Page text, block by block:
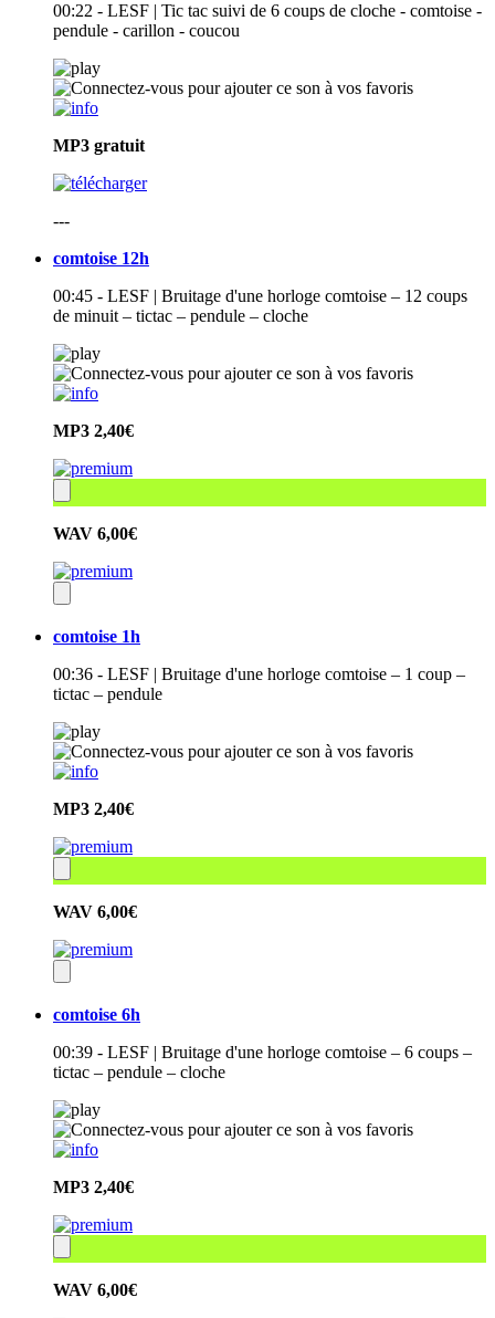
00:22 - LESF | Tic tac suivi de 6 coups de cloche - comtoise -
pendule - carillon - coucou
MP3 gratuit
---
comtoise 12h
00:45 - LESF | Bruitage d'une horloge comtoise – 12 coups
de minuit – tictac – pendule – cloche
MP3 2,40€
WAV 6,00€
comtoise 1h
00:36 - LESF | Bruitage d'une horloge comtoise – 1 coup –
tictac – pendule
MP3 2,40€
WAV 6,00€
comtoise 6h
00:39 - LESF | Bruitage d'une horloge comtoise – 6 coups –
tictac – pendule – cloche
MP3 2,40€
WAV 6,00€